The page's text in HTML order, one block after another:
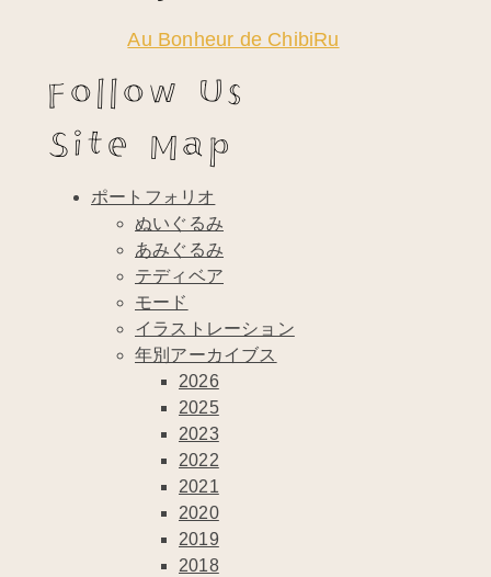
Au Bonheur de ChibiRu
Follow Us
Site Map
ポートフォリオ
ぬいぐるみ
あみぐるみ
テディベア
モード
イラストレーション
年別アーカイブス
2026
2025
2023
2022
2021
2020
2019
2018